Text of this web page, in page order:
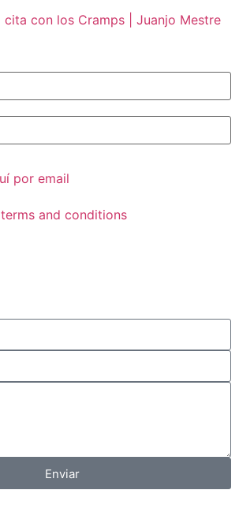
terms and conditions
Enviar